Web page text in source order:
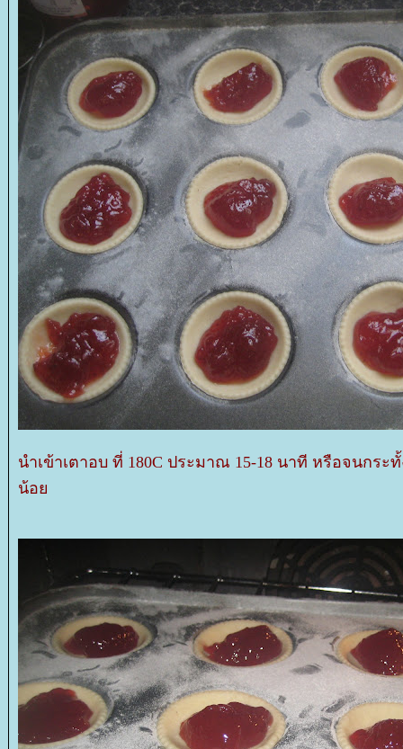
นำเข้าเตาอบ ที่ 180C ประมาณ 15-18 นาที หรือจนกระ
น้อ